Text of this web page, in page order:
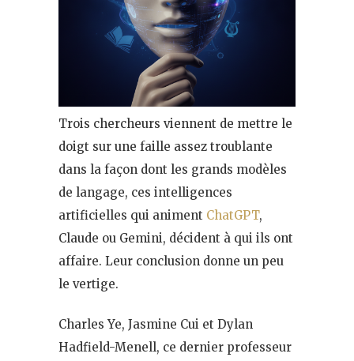
Trois chercheurs viennent de mettre le
doigt sur une faille assez troublante
dans la façon dont les grands modèles
de langage, ces intelligences
artificielles qui animent ChatGPT,
Claude ou Gemini, décident à qui ils ont
affaire. Leur conclusion donne un peu
le vertige.
Charles Ye, Jasmine Cui et Dylan
Hadfield-Menell, ce dernier professeur